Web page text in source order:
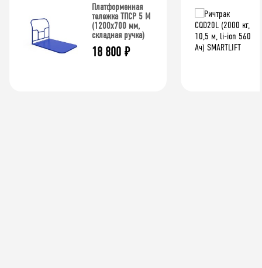
Платформенная
тележка ТПСР 5 М
(1200x700 мм,
складная ручка)
18 800 ₽